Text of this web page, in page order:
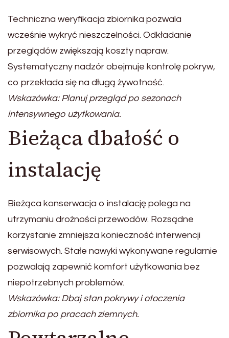
Techniczna weryfikacja zbiornika pozwala
wcześnie wykryć nieszczelności. Odkładanie
przeglądów zwiększają koszty napraw.
Systematyczny nadzór obejmuje kontrolę pokryw,
co przekłada się na długą żywotność.
Wskazówka: Planuj przegląd po sezonach
intensywnego użytkowania.
Bieżąca dbałość o
instalację
Bieżąca konserwacja o instalację polega na
utrzymaniu drożności przewodów. Rozsądne
korzystanie zmniejsza konieczność interwencji
serwisowych. Stałe nawyki wykonywane regularnie
pozwalają zapewnić komfort użytkowania bez
niepotrzebnych problemów.
Wskazówka: Dbaj stan pokrywy i otoczenia
zbiornika po pracach ziemnych.